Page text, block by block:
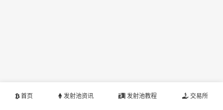
首页 发射池资讯 发射池教程 交易所